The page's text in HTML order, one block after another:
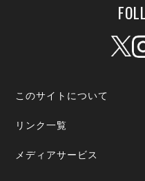
このサイトについて
リンク一覧
メディアサービス